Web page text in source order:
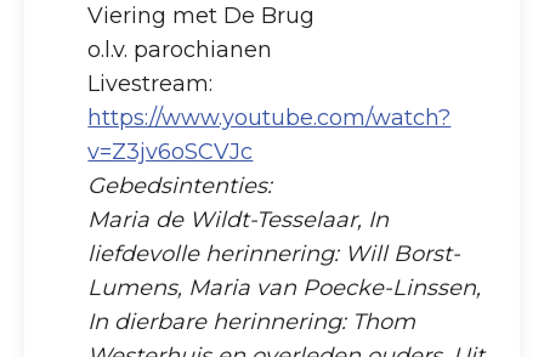
Viering met De Brug
o.l.v. parochianen
Livestream:
https://www.youtube.com/watch?
v=Z3jv6oSCVJc
Gebedsintenties:
Maria de Wildt-Tesselaar, In
liefdevolle herinnering: Will Borst-
Lumens, Maria van Poecke-Linssen,
In dierbare herinnering: Thom